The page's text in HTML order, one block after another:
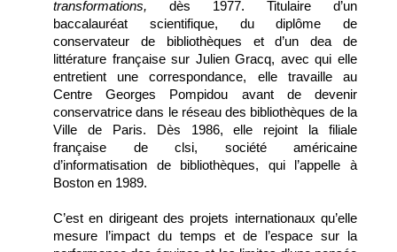
transformations, dès 1977. Titulaire d’un
baccalauréat scientifique, du diplôme de
conservateur de bibliothèques et d’un dea de
littérature française sur Julien Gracq, avec qui elle
entretient une correspondance, elle travaille au
Centre Georges Pompidou avant de devenir
conservatrice dans le réseau des bibliothèques de la
Ville de Paris. Dès 1986, elle rejoint la filiale
française de clsi, société américaine
d’informatisation de bibliothèques, qui l’appelle à
Boston en 1989.
C’est en dirigeant des projets internationaux qu’elle
mesure l’impact du temps et de l’espace sur la